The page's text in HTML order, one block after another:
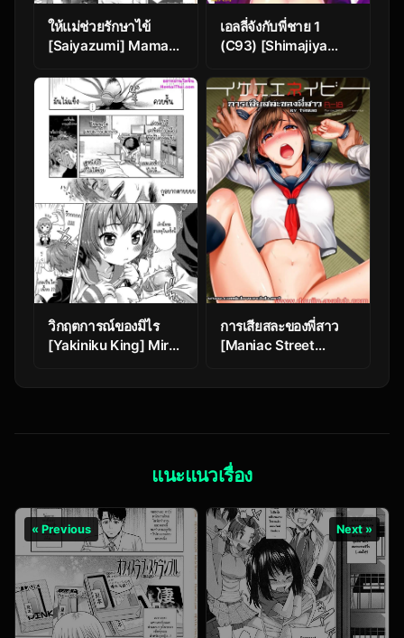
ให้แม่ช่วยรักษาไข้
[Saiyazumi] Mama
เอลลี่จังกับพี่ชาย 1
(C93) [Shimajiya
Imouto Elly-chan
วิกฤตการณ์ของมิไร
[Yakiniku King] Mirai
การเสียสละของพี่สาว
[Maniac Street
แนะแนวเรื่อง
« Previous Next »